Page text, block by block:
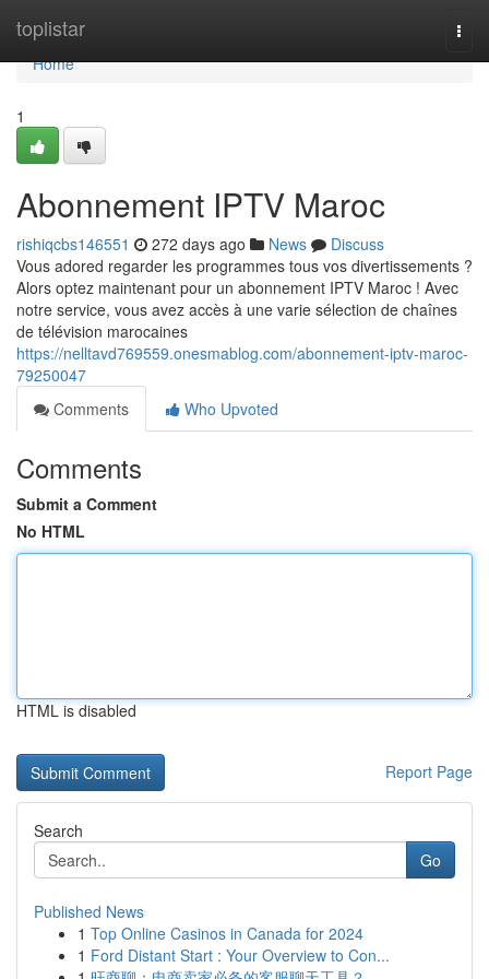
toplistar
Home
Home
1
Abonnement IPTV Maroc
rishiqcbs146551 272 days ago News
Discuss
Vous adored regarder les programmes tous vos divertissements ?
Alors optez maintenant pour un abonnement IPTV Maroc ! Avec
notre service, vous avez accès à une varie sélection de chaînes
de télévision marocaines
https://nelltavd769559.onesmablog.com/abonnement-iptv-maroc-
79250047
Comments
Who Upvoted
Comments
Submit a Comment
No HTML
HTML is disabled
Report Page
Search
Go
Published News
1 Top Online Casinos in Canada for 2024
1 Ford Distant Start : Your Overview to Con...